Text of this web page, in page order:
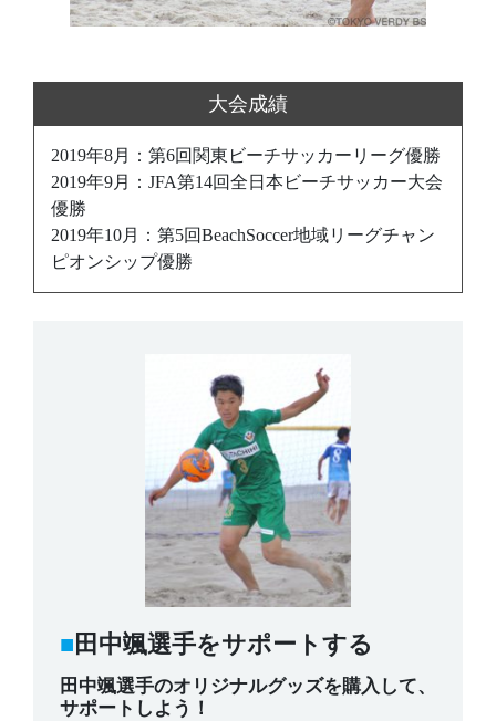
大会成績
2019年8⽉：第6回関東ビーチサッカーリーグ優勝
2019年9⽉：JFA第14回全⽇本ビーチサッカー⼤会
優勝
2019年10⽉：第5回BeachSoccer地域リーグチャン
ピオンシップ優勝
⽥中颯選手をサポートする
⽥中颯選手のオリジナルグッズを購入して、
サポートしよう！